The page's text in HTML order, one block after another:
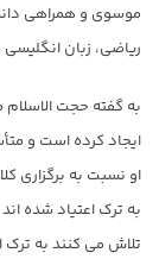
موسوی و همراهی
ریاضی، زبان
به گفته حجت
ایجاد کرده است و
او نسبت به برگزاری
به ترک اعتیاد شده
تلاش می کنند به ترک